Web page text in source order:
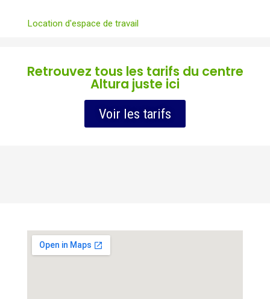
Location d'espace de travail
Retrouvez tous les tarifs du centre
Altura juste ici
Voir les tarifs